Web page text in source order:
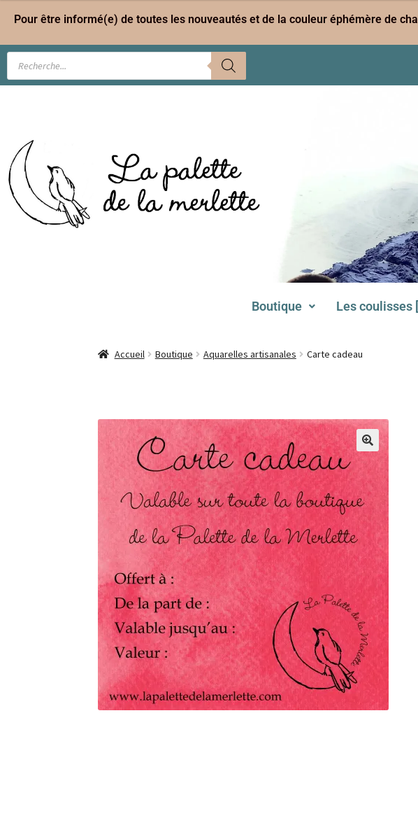
Pour être informé(e) de toutes les nouveautés et de la couleur éphémère de
Boutique Les coulisses
Accueil Boutique Aquarelles artisanales Carte cadeau
🔍